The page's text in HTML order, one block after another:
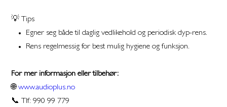
💡 Tips
Egner seg både til daglig vedlikehold og periodisk dyp-rens.
Rens regelmessig for best mulig hygiene og funksjon.
For mer informasjon eller tilbehør:
🌐www.audioplus.no
📞 Tlf: 990 99 779